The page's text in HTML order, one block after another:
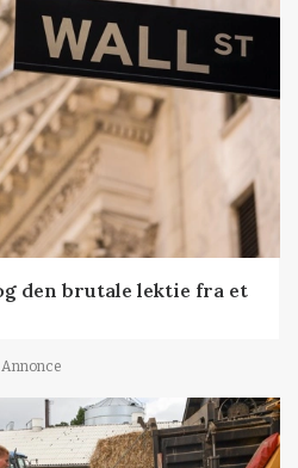
den brutale lektie fra et
Annonce